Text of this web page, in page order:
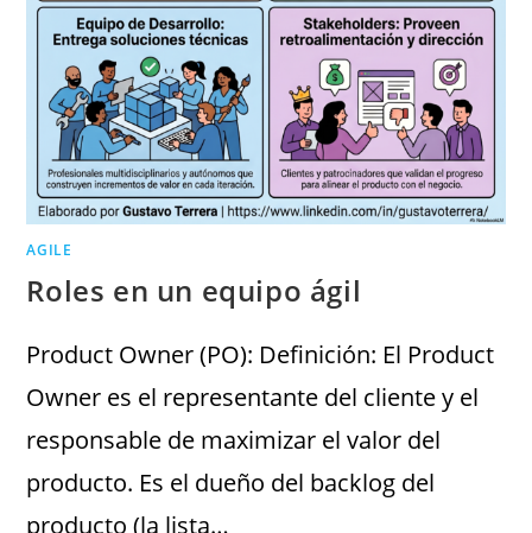
AGILE
Roles en un equipo ágil
Product Owner (PO): Definición: El Product
Owner es el representante del cliente y el
responsable de maximizar el valor del
producto. Es el dueño del backlog del
producto (la lista…